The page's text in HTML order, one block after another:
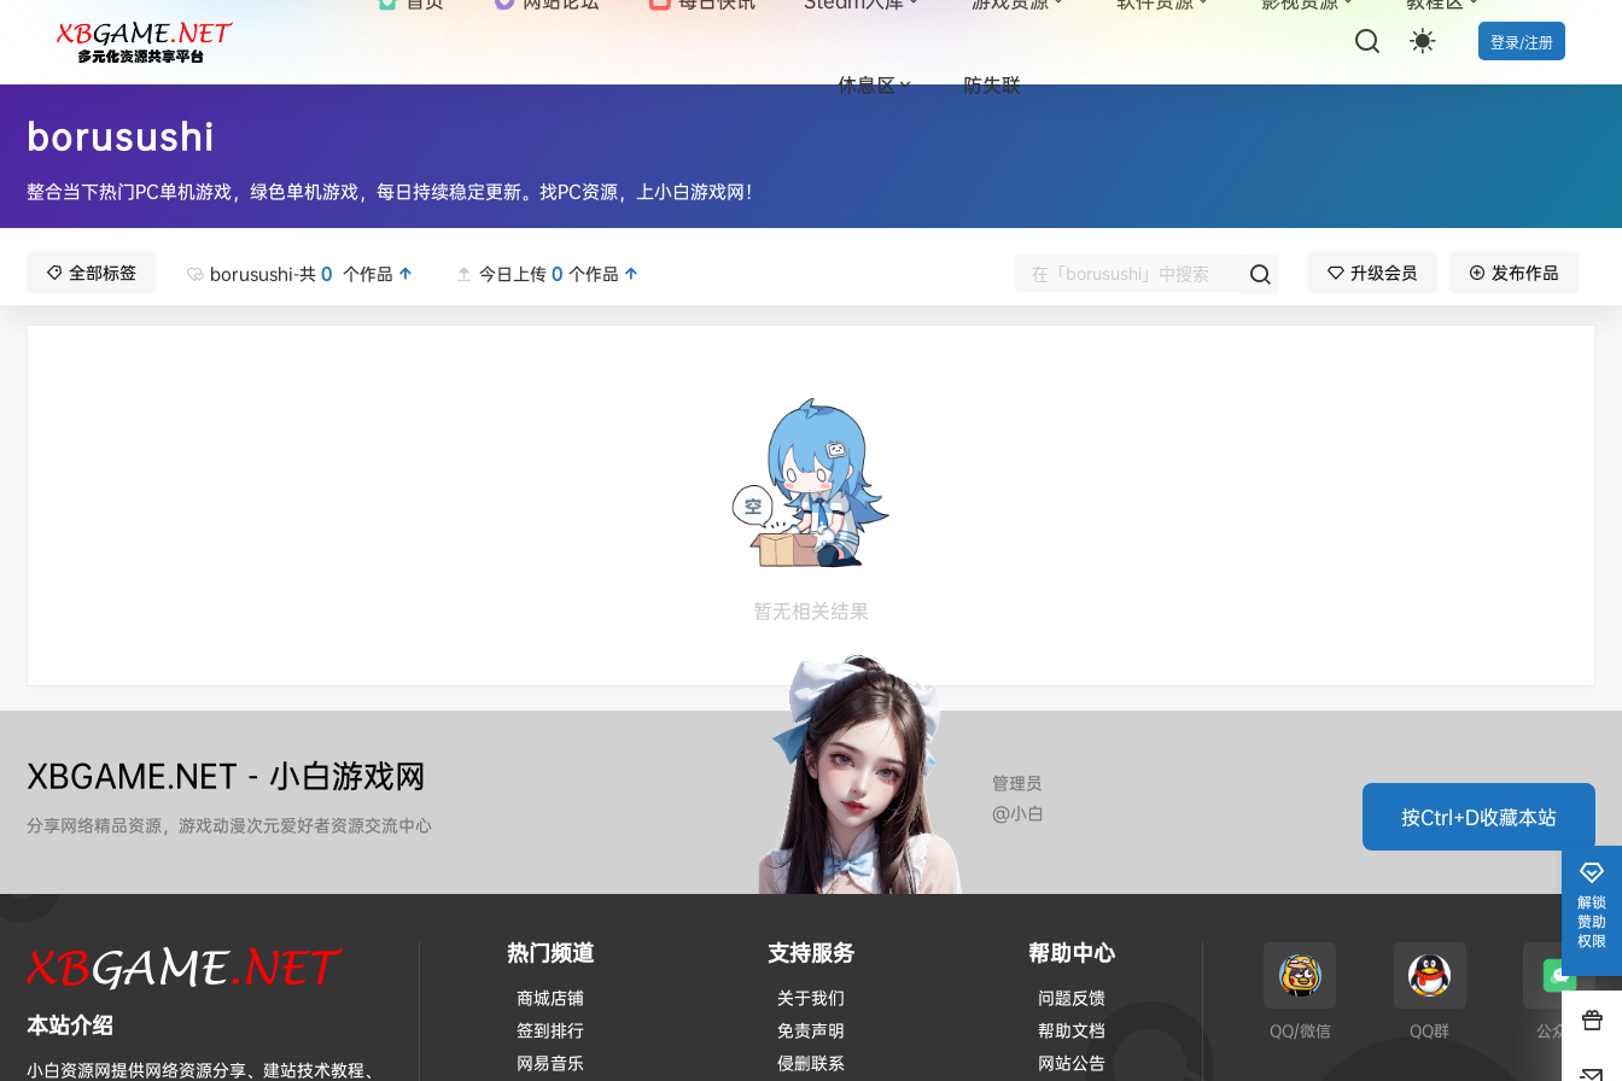
登录/注册
休息区 防失联
borusushi
整合当下热门PC单机游戏，绿色单机游戏，每日持续稳定更新。找PC资源，上小白游戏网！
全部标签 borusushi-共 0 个作品 今日上传 0 个作品 升级会员 发布作品
暂无相关结果
解锁
赞助
权限
XBGAME.NET - 小白游戏网
分享网络精品资源，游戏动漫次元爱好者资源交流中心 按Ctrl+D收藏本站
管理员
@小白
本站介绍
小白资源网提供网络资源分享、建站技术教程、
热门频道
商城店铺
签到排行
网易音乐
支持服务
关于我们
免责声明
侵删联系
帮助中心
问题反馈
帮助文档
网站公告
QQ/微信 QQ群 公众号